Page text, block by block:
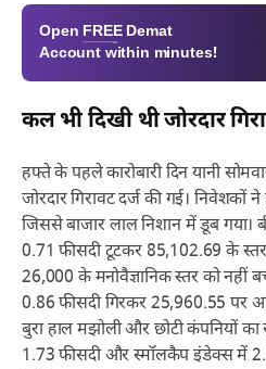
Open FREE Demat
Account within minutes!
कल भी दिखी थी जोरदार
हफ्ते के पहले कारोबारी दिन यानी
जोरदार गिरावट दर्ज की गई। निवेशकों
जिससे बाजार लाल निशान में डूब
0.71 फीसदी टूटकर 85,102.69 के
26,000 के मनोवैज्ञानिक स्तर को नहीं
0.86 फीसदी गिरकर 25,960.55 पर आ
बुरा हाल मझोली और छोटी कंपनियों
1.73 फीसदी और स्मॉलकैप इंडेक्स में